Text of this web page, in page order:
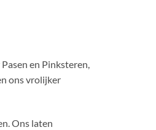
en Pinksteren,
ons vrolijker
Ons laten